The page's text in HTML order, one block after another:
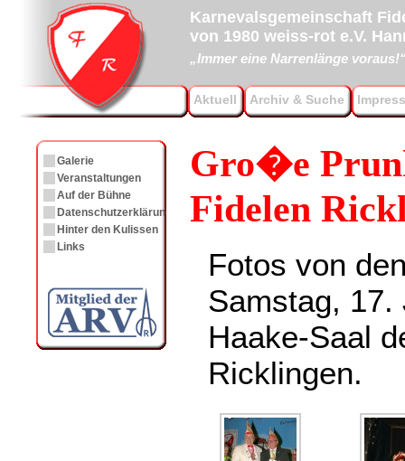
Karnevalsgemeinschaft
von 1980 weiss-rot e.V.
„Immer eine Narrenlänge
Aktuell Archiv & Suche
Gro�e
Fidelen
Fotos von
Samstag,
Haake-Saal
Ricklingen.
Galerie
Veranstaltungen
Auf der Bühne
Datenschutzerklärung
Hinter den Kulissen
Links